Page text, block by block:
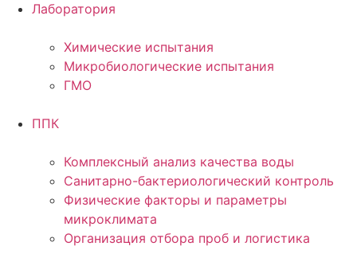
Лаборатория
Химические испытания
Микробиологические испытания
ГМО
ППК
Комплексный анализ качества воды
Санитарно-бактериологический контроль
Физические факторы и параметры
микроклимата
Организация отбора проб и логистика